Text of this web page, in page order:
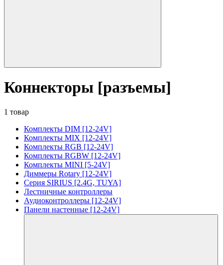
Коннекторы [разъемы]
1 товар
Комплекты DIM [12-24V]
Комплекты MIX [12-24V]
Комплекты RGB [12-24V]
Комплекты RGBW [12-24V]
Комплекты MINI [5-24V]
Диммеры Rotary [12-24V]
Серия SIRIUS [2.4G, TUYA]
Лестничные контроллеры
Аудиоконтроллеры [12-24V]
Панели настенные [12-24V]